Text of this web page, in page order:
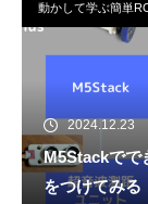
動かして学ぶ簡単
2024.12.23
M5Stackでで
をつけてみる